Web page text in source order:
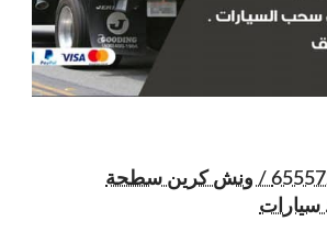
ونش البر / 65557275 / ونش كرين سطحة
سيارات